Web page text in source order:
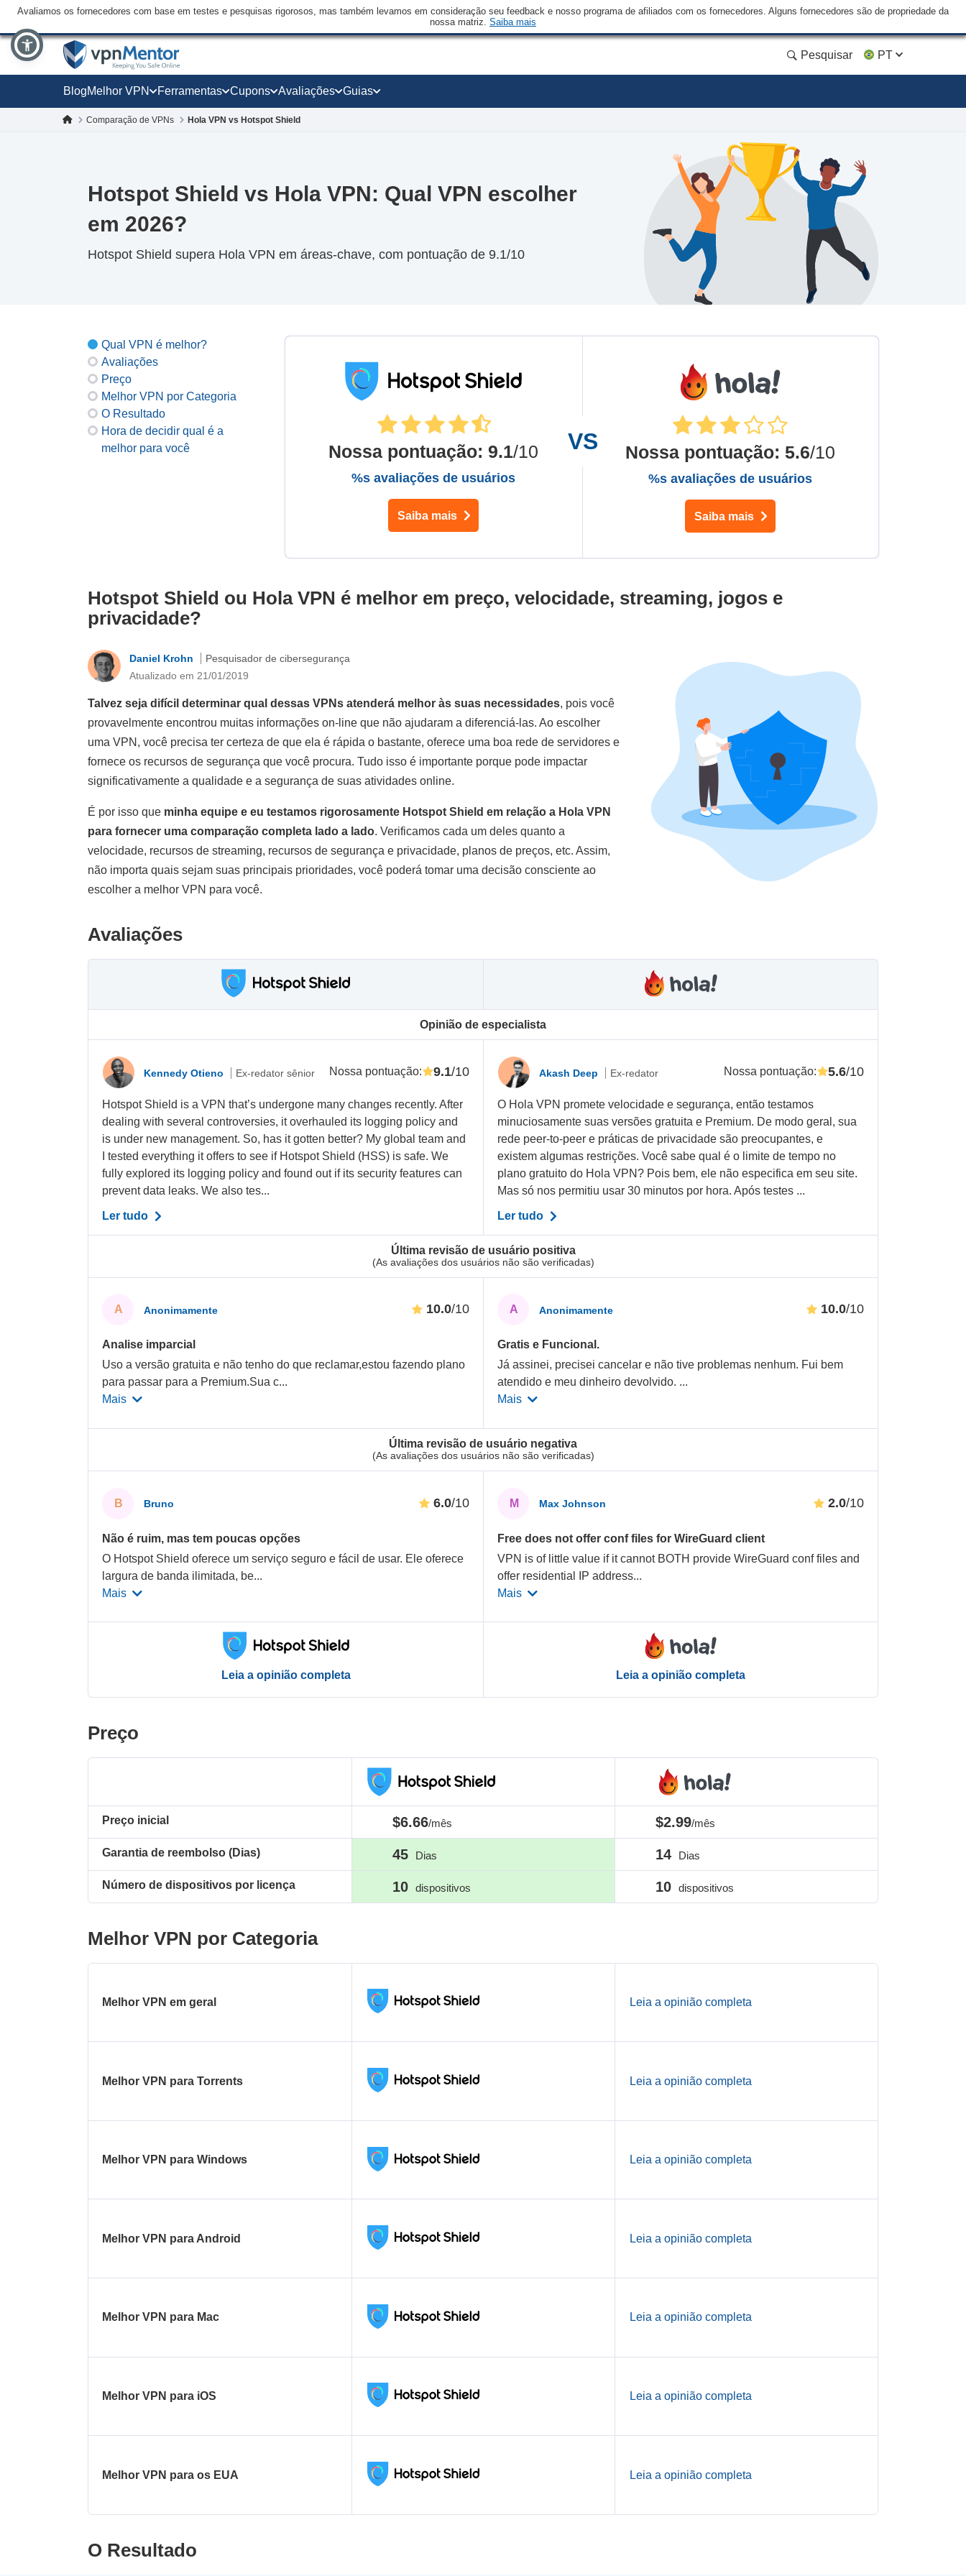
Avaliamos os fornecedores com base em testes e pesquisas rigorosos, mas também levamos em consideração seu feedback e nosso programa de afiliados com os fornecedores. Alguns fornecedores são de propriedade da
nossa matriz. Saiba mais
Pesquisar PT
BlogMelhor VPN Ferramentas Cupons Avaliações Guias
Comparação de VPNs Hola VPN vs Hotspot Shield
Hotspot Shield vs Hola VPN: Qual VPN escolher
em 2026?
Hotspot Shield supera Hola VPN em áreas-chave, com pontuação de 9.1/10
Qual VPN é melhor?
Avaliações
Preço
Melhor VPN por Categoria
O Resultado
Hora de decidir qual é a
melhor para você
Nossa pontuação: 9.1/10
%s avaliações de usuários
Saiba mais
Nossa pontuação: 5.6/10
%s avaliações de usuários
Saiba mais
Hotspot Shield ou Hola VPN é melhor em preço, velocidade, streaming, jogos e
privacidade?
Daniel Krohn
Pesquisador de cibersegurança
Atualizado em 21/01/2019
Talvez seja difícil determinar qual dessas VPNs atenderá melhor às suas necessidades, pois você
provavelmente encontrou muitas informações on-line que não ajudaram a diferenciá-las. Ao escolher
uma VPN, você precisa ter certeza de que ela é rápida o bastante, oferece uma boa rede de servidores e
fornece os recursos de segurança que você procura. Tudo isso é importante porque pode impactar
significativamente a qualidade e a segurança de suas atividades online.
É por isso que minha equipe e eu testamos rigorosamente Hotspot Shield em relação a Hola VPN
para fornecer uma comparação completa lado a lado. Verificamos cada um deles quanto a
velocidade, recursos de streaming, recursos de segurança e privacidade, planos de preços, etc. Assim,
não importa quais sejam suas principais prioridades, você poderá tomar uma decisão consciente ao
escolher a melhor VPN para você.
Avaliações
Opinião de especialista
Última revisão de usuário positiva
(As avaliações dos usuários não são verificadas)
Última revisão de usuário negativa
(As avaliações dos usuários não são verificadas)
Kennedy Otieno Ex-redator sênior Nossa pontuação: 9.1/10
Hotspot Shield is a VPN that’s undergone many changes recently. After
dealing with several controversies, it overhauled its logging policy and
is under new management. So, has it gotten better? My global team and
I tested everything it offers to see if Hotspot Shield (HSS) is safe. We
fully explored its logging policy and found out if its security features can
prevent data leaks. We also tes...
Ler tudo
A Anonimamente 10.0/10
Analise imparcial
Uso a versão gratuita e não tenho do que reclamar,estou fazendo plano
para passar para a Premium.Sua c...
Mais
B Bruno 6.0/10
Não é ruim, mas tem poucas opções
O Hotspot Shield oferece um serviço seguro e fácil de usar. Ele oferece
largura de banda ilimitada, be...
Mais
Leia a opinião completa
Akash Deep Ex-redator Nossa pontuação: 5.6/10
O Hola VPN promete velocidade e segurança, então testamos
minuciosamente suas versões gratuita e Premium. De modo geral, sua
rede peer-to-peer e práticas de privacidade são preocupantes, e
existem algumas restrições. Você sabe qual é o limite de tempo no
plano gratuito do Hola VPN? Pois bem, ele não especifica em seu site.
Mas só nos permitiu usar 30 minutos por hora. Após testes ...
Ler tudo
A Anonimamente 10.0/10
Gratis e Funcional.
Já assinei, precisei cancelar e não tive problemas nenhum. Fui bem
atendido e meu dinheiro devolvido. ...
Mais
M Max Johnson 2.0/10
Free does not offer conf files for WireGuard client
VPN is of little value if it cannot BOTH provide WireGuard conf files and
offer residential IP address...
Mais
Leia a opinião completa
Preço
Preço inicial
Garantia de reembolso (Dias)
Número de dispositivos por licença
$6.66/mês
45 Dias
10 dispositivos
$2.99/mês
14 Dias
10 dispositivos
Melhor VPN por Categoria
Melhor VPN em geral Leia a opinião completa
Melhor VPN para Torrents Leia a opinião completa
Melhor VPN para Windows Leia a opinião completa
Melhor VPN para Android Leia a opinião completa
Melhor VPN para Mac Leia a opinião completa
Melhor VPN para iOS Leia a opinião completa
Melhor VPN para os EUA Leia a opinião completa
O Resultado